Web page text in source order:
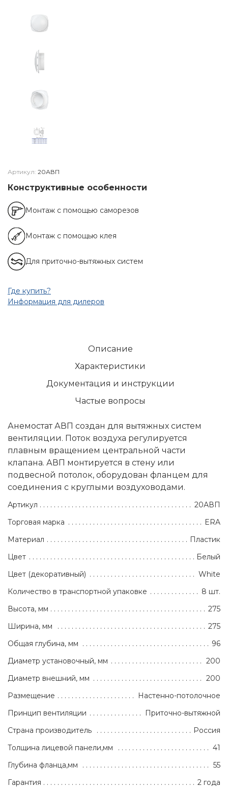
Артикул: 20АВП
Конструктивные особенности
Монтаж с помощью саморезов
Монтаж с помощью клея
Для приточно-вытяжных систем
Где купить?
Информация для дилеров
Описание
Характеристики
Документация и инструкции
Частые вопросы
Анемостат АВП создан для вытяжных систем
вентиляции. Поток воздуха регулируется
плавным вращением центральной части
клапана. АВП монтируется в стену или
подвесной потолок, оборудован фланцем для
соединения с круглыми воздуховодами.
Артикул
20АВП
Торговая марка
ERA
Материал
Пластик
Цвет
Белый
Цвет (декоративный)
White
Количество в транспортной упаковке
8 шт.
Высота, мм
275
Ширина, мм
275
Общая глубина, мм
96
Диаметр установочный, мм
200
Диаметр внешний, мм
200
Размещение
Настенно-потолочное
Принцип вентиляции
Приточно-вытяжной
Страна производитель
Россия
Толщина лицевой панели,мм
41
Глубина фланца,мм
55
Гарантия
2 года